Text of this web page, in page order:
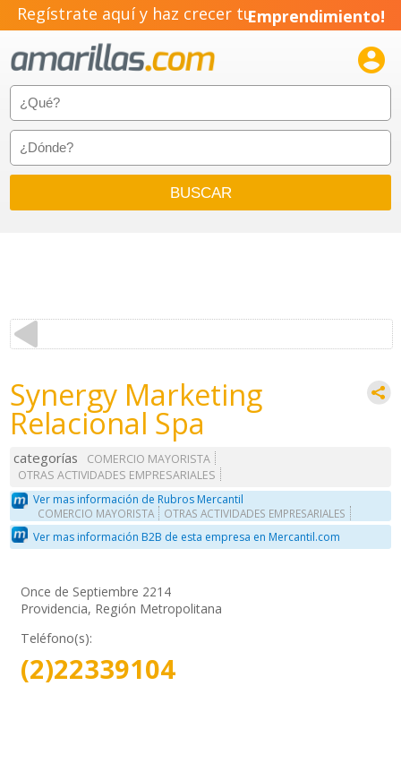
Regístrate aquí y haz crecer tuEmprendimiento!

Synergy Marketing
Relacional Spa
categorías
COMERCIO MAYORISTA
OTRAS ACTIVIDADES EMPRESARIALES
Ver mas información de Rubros Mercantil
COMERCIO MAYORISTA OTRAS ACTIVIDADES EMPRESARIALES
Ver mas información B2B de esta empresa en Mercantil.com
Once de Septiembre 2214
Providencia, Región Metropolitana
Teléfono(s):
(2)22339104